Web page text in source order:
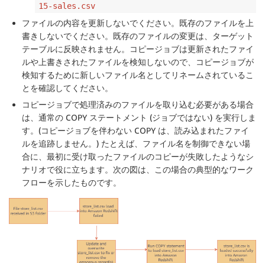
15-sales.csv
ファイルの内容を更新しないでください。既存のファイルを上
書きしないでください。既存のファイルの変更は、ターゲット
テーブルに反映されません。コピージョブは更新されたファイ
ルや上書きされたファイルを検知しないので、コピージョブが
検知するために新しいファイル名としてリネームされているこ
とを確認してください。
コピージョブで処理済みのファイルを取り込む必要がある場合
は、通常の COPY ステートメント (ジョブではない) を実行しま
す。(コピージョブを伴わない COPY は、読み込まれたファイ
ルを追跡しません。) たとえば、ファイル名を制御できない場
合に、最初に受け取ったファイルのコピーが失敗したようなシ
ナリオで役に立ちます。次の図は、この場合の典型的なワーク
フローを示したものです。